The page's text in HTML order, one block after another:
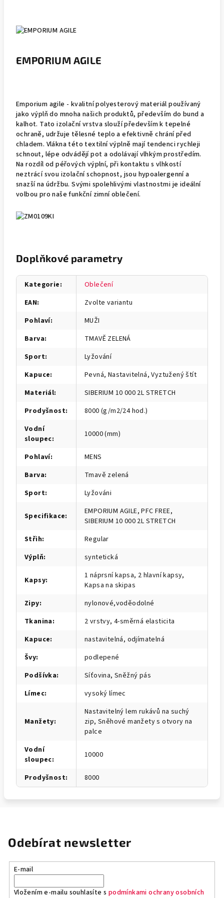
EMPORIUM AGILE
Emporium agile - kvalitní polyesterový materiál používaný
jako výplň do mnoha našich produktů, především do bund a
kalhot. Tato izolační vrstva slouží především k tepelné
ochraně, udržuje tělesné teplo a efektivně chrání před
chladem. Vlákna této textilní výplně mají tendenci rychleji
schnout, lépe odvádějí pot a odolávají vlhkým prostředím.
Na rozdíl od péřových výplní, při kontaktu s vlhkostí
neztrácí svou izolační schopnost, jsou hypoalergenní a
snazší na údržbu. Svými spolehlivými vlastnostmi je ideální
volbou pro naše funkční zimní oblečení.
Doplňkové parametry
Kategorie:
Oblečení
EAN:
Zvolte variantu
Pohlaví:
MUŽI
Barva:
TMAVĚ ZELENÁ
Sport:
Lyžování
Kapuce:
Pevná, Nastavitelná, Vyztužený štít
Materiál:
SIBERIUM 10 000 2L STRETCH
Prodyšnost:
8000 (g/m2/24 hod.)
Vodní
sloupec: 10000 (mm)
Pohlaví:
MENS
Barva:
Tmavě zelená
Sport: Lyžováni
Specifikace:
EMPORIUM AGILE, PFC FREE,
SIBERIUM 10 000 2L STRETCH
Střih:
Regular
Výplň: syntetická
Kapsy:
1 náprsní kapsa, 2 hlavní kapsy,
Kapsa na skipas
Zipy:
nylonové,voděodolné
Tkanina:
2 vrstvy, 4-směrná elasticita
Kapuce:
nastavitelná, odjímatelná
Švy:
podlepené
Podšívka:
Síťovina, Sněžný pás
Límec: vysoký límec
Manžety:
Nastavitelný lem rukávů na suchý
zip, Sněhové manžety s otvory na
palce
Vodní
sloupec: 10000
Prodyšnost: 8000
Odebírat newsletter
E-mail
Vložením e-mailu souhlasíte s podmínkami ochrany osobních